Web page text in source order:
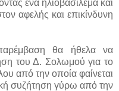
ένα ηλιοβασίλεμα και
αφελής και επικίνδυνη
θα ήθελα να
του Δ. Σολωμού για το
από την οποία φαίνεται
συζήτηση γύρω από την